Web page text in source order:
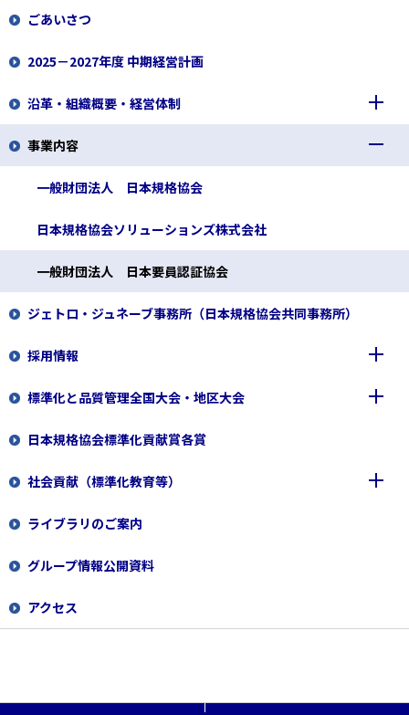
ごあいさつ
2025－2027年度 中期経営計画
沿革・組織概要・経営体制
沿革
組織概要
経営体制
事業内容
一般財団法人 日本規格協会
日本規格協会ソリューションズ株式会社
一般財団法人 日本要員認証協会
ジェトロ・ジュネーブ事務所（日本規格協会共同事務所）
採用情報
新規職員
専門職員（規格開発）
専門職員（経理事務）
専門職員（規格の校正/校閲業務）
専門職員（国費事務）
専門職員（調査員）
標準化と品質管理全国大会・地区大会
2026
全国大会2026
地区大会2026
2025
全国大会2025
地区大会2025
2024
全国大会2024
地区大会2024
日本規格協会標準化貢献賞各賞
社会貢献（標準化教育等）
標準化教育の支援
企業・大学対象
標準化教育教材
小・中・高・高専対象
当協会が助成する寄付講座
「くるみんマーク」の取得
ライブラリのご案内
グループ情報公開資料
アクセス